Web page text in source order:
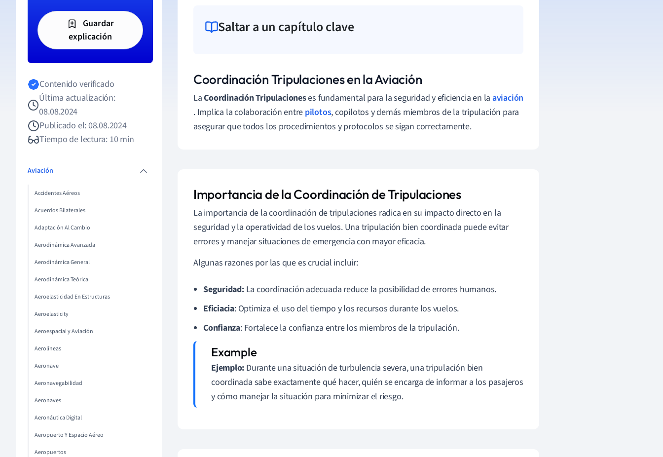
Guardar
explicación
Contenido verificado
Última actualización:
08.08.2024
Publicado el: 08.08.2024
Tiempo de lectura: 10 min
Aviación
Accidentes Aéreos
Acuerdos Bilaterales
Adaptación Al Cambio
Aerodinámica Avanzada
Aerodinámica General
Aerodinámica Teórica
Aeroelasticidad En Estructuras
Aeroelasticity
Aeroespacial y Aviación
Aerolíneas
Aeronave
Aeronavegabilidad
Aeronaves
Aeronáutica Digital
Aeropuerto Y Espacio Aéreo
Aeropuertos
Saltar a un capítulo clave
Coordinación Tripulaciones en la Aviación
LaCoordinación Tripulacioneses fundamental para la seguridad y eficiencia en la aviación
. Implica la colaboración entre pilotos, copilotos y demás miembros de la tripulación para
asegurar que todos los procedimientos y protocolos se sigan correctamente.
Importancia de la Coordinación de Tripulaciones
La importancia de la coordinación de tripulaciones radica en su impacto directo en la
seguridad y la operatividad de los vuelos. Una tripulación bien coordinada puede evitar
errores y manejar situaciones de emergencia con mayor eficacia.
Algunas razones por las que es crucial incluir:
Seguridad:La coordinación adecuada reduce la posibilidad de errores humanos.
Eficiacia: Optimiza el uso del tiempo y los recursos durante los vuelos.
Confianza: Fortalece la confianza entre los miembros de la tripulación.
Ejemplo: Durante una situación de turbulencia severa, una tripulación bien
coordinada sabe exactamente qué hacer, quién se encarga de informar a los pasajeros
y cómo manejar la situación para minimizar el riesgo.